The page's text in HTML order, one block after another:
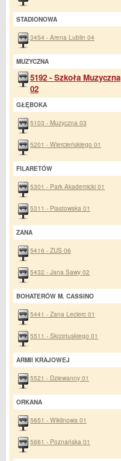
STADIONOWA
3454 - Arena Lublin 04
MUZYCZNA
5192 - Szkoła Muzyczna
02
GŁĘBOKA
5103 - Muzyczna 03
5201 - Wiercieńskiego 01
FILARETÓW
5301 - Park Akademicki 01
5311 - Piastowska 01
ZANA
5416 - ZUS 06
5432 - Jana Sawy 02
BOHATERÓW M. CASSINO
5441 - Zana Leclerc 01
5511 - Skrzetuskiego 01
ARMII KRAJOWEJ
5521 - Dziewanny 01
ORKANA
5651 - Wiklinowa 01
5661 - Poznańska 01